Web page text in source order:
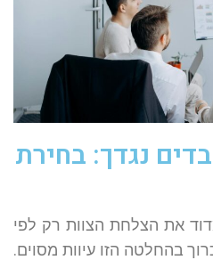
נגדך: בחירת
את הצלחת הצוות רק לפי
בהחלטה הזו עיוות מסוים.